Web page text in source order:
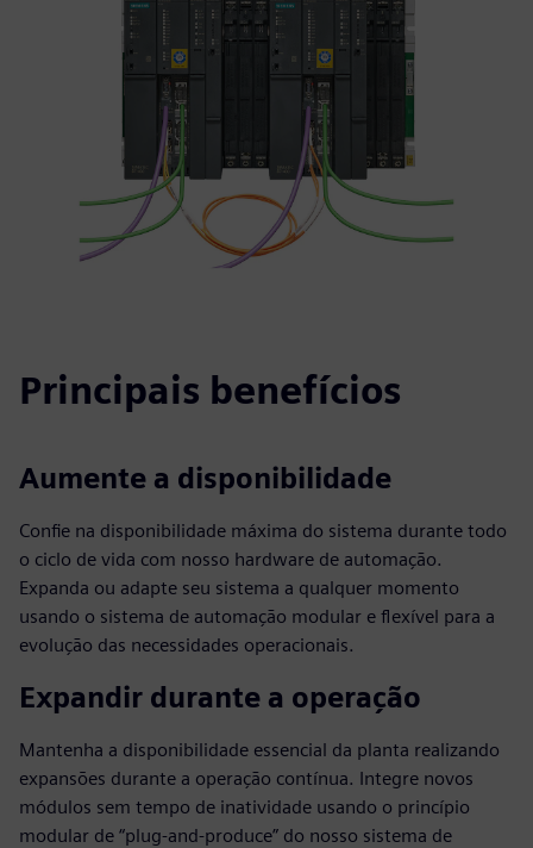
Principais benefícios
Aumente a disponibilidade
Confie na disponibilidade máxima do sistema durante todo
o ciclo de vida com nosso hardware de automação.
Expanda ou adapte seu sistema a qualquer momento
usando o sistema de automação modular e flexível para a
evolução das necessidades operacionais.
Expandir durante a operação
Mantenha a disponibilidade essencial da planta realizando
expansões durante a operação contínua. Integre novos
módulos sem tempo de inatividade usando o princípio
modular de “plug-and-produce” do nosso sistema de